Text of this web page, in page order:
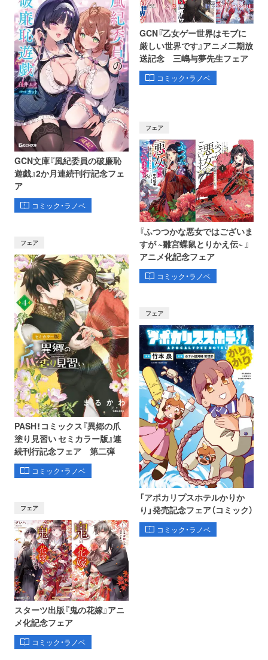
GCN文庫『風紀委員の破廉恥
遊戯』2か月連続刊行記念フェ
ア
コミック・ラノベ
GCN『乙女ゲー世界はモブに
厳しい世界です』アニメ二期放
送記念 三嶋与夢先生フェア
コミック・ラノベ
フェア
PASH！コミックス『異郷の爪
塗り見習い セミカラー版』連
続刊行記念フェア 第二弾
コミック・ラノベ
フェア
『ふつつかな悪女ではございま
すが ~雛宮蝶鼠とりかえ伝~ 』
アニメ化記念フェア
コミック・ラノベ
フェア
スターツ出版『鬼の花嫁』アニ
メ化記念フェア
コミック・ラノベ
フェア
「アポカリプスホテルかりか
り」発売記念フェア（コミック）
コミック・ラノベ